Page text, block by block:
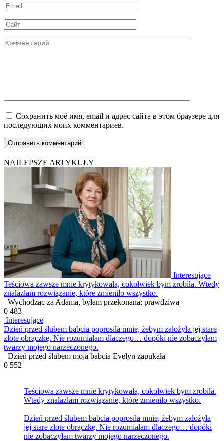
Email
*
Сайт
Комментарий
Сохранить моё имя, email и адрес сайта в этом браузере для
последующих моих комментариев.
NAJLEPSZE ARTYKUŁY
Interesujące
Teściowa zawsze mnie krytykowała, cokolwiek bym zrobiła. Wtedy
znalazłam rozwiązanie, które zmieniło wszystko.
Wychodząc za Adama, byłam przekonana: prawdziwa
0 483
Interesujące
Dzień przed ślubem babcia poprosiła mnie, żebym założyła jej stare
złote obrączkę. Nie rozumiałam dlaczego… dopóki nie zobaczyłam
twarzy mojego narzeczonego.
Dzień przed ślubem moja babcia Evelyn zapukała
0 552
Teściowa zawsze mnie krytykowała, cokolwiek bym zrobiła.
Wtedy znalazłam rozwiązanie, które zmieniło wszystko.
Dzień przed ślubem babcia poprosiła mnie, żebym założyła
jej stare złote obrączkę. Nie rozumiałam dlaczego… dopóki
nie zobaczyłam twarzy mojego narzeczonego.